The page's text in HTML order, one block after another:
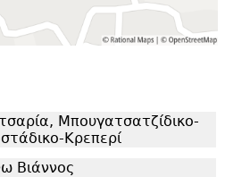
Μπουγατσατζίδικο-
Κρεπερί
Βιάννος